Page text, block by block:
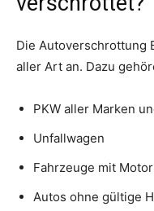
Die Autoverschrottung
aller Art an. Dazu
PKW aller Marken
Unfallwagen
Fahrzeuge mit
Autos ohne gültige